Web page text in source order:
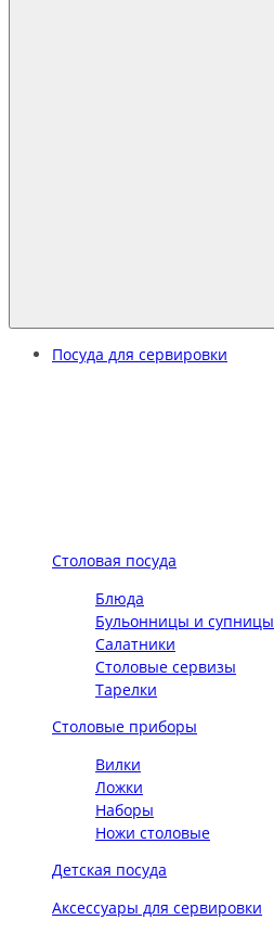
Посуда для сервировки
Столовая посуда
Блюда
Бульонницы и супницы
Салатники
Столовые сервизы
Тарелки
Столовые приборы
Вилки
Ложки
Наборы
Ножи столовые
Детская посуда
Аксессуары для сервировки